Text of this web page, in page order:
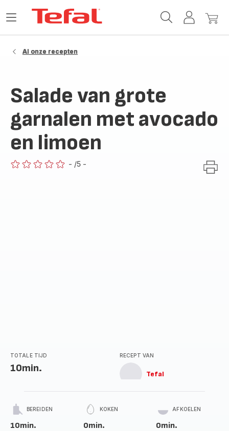
MijnMijn
Open
Al onze recepten
Salade van grote
garnalen met avocado
en limoen
- /5 -
TOTALE TIJD
10min.
RECEPT VAN
Tefal
BEREIDEN
10min.
KOKEN
0min.
AFKOELEN
0min.